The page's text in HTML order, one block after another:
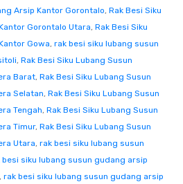
Arsip Kantor Gorontalo, Rak Besi Siku
Gorontalo Utara, Rak Besi Siku
Gowa, rak besi siku lubang susun
, Rak Besi Siku Lubang Susun
Barat, Rak Besi Siku Lubang Susun
Selatan, Rak Besi Siku Lubang Susun
Tengah, Rak Besi Siku Lubang Susun
Timur, Rak Besi Siku Lubang Susun
Utara, rak besi siku lubang susun
besi siku lubang susun gudang arsip
, rak besi siku lubang susun gudang arsip